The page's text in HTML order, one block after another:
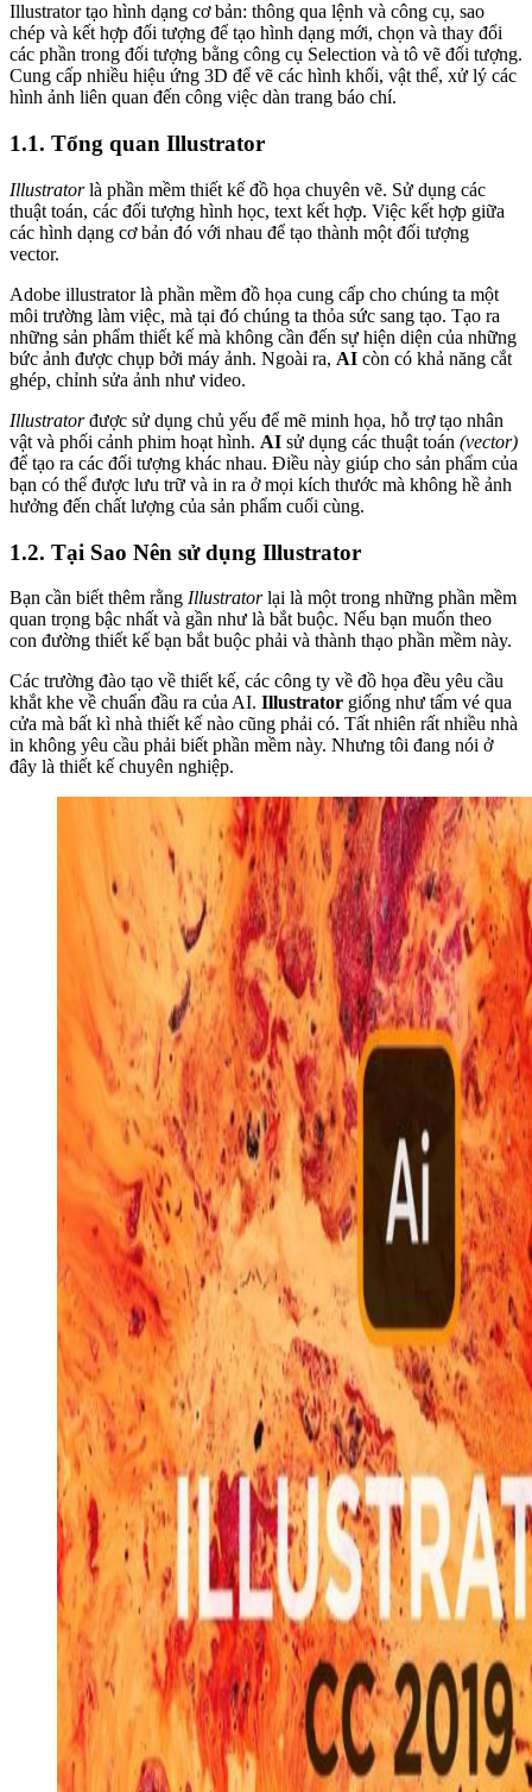
Illustrator tạo hình dạng cơ bản: thông qua lệnh và công cụ, sao
chép và kết hợp đối tượng để tạo hình dạng mới, chọn và thay đổi
các phần trong đối tượng bằng công cụ Selection và tô vẽ đối tượng.
Cung cấp nhiều hiệu ứng 3D để vẽ các hình khối, vật thể, xử lý các
hình ảnh liên quan đến công việc dàn trang báo chí.
1.1. Tổng quan Illustrator
Illustratorlà phần mềm thiết kế đồ họa chuyên vẽ. Sử dụng các
thuật toán, các đối tượng hình học, text kết hợp. Việc kết hợp giữa
các hình dạng cơ bản đó với nhau để tạo thành một đối tượng
vector.
Adobe illustrator là phần mềm đồ họa cung cấp cho chúng ta một
môi trường làm việc, mà tại đó chúng ta thỏa sức sang tạo. Tạo ra
những sản phẩm thiết kế mà không cần đến sự hiện diện của những
bức ảnh được chụp bởi máy ảnh. Ngoài ra, AI còn có khả năng cắt
ghép, chỉnh sửa ảnh như video.
Illustratorđược sử dụng chủ yếu để mẽ minh họa, hỗ trợ tạo nhân
vật và phối cảnh phim hoạt hình. AI sử dụng các thuật toán (vector)
để tạo ra các đối tượng khác nhau. Điều này giúp cho sản phẩm của
bạn có thể được lưu trữ và in ra ở mọi kích thước mà không hề ảnh
hưởng đến chất lượng của sản phẩm cuối cùng.
1.2. Tại Sao Nên sử dụng Illustrator
Bạn cần biết thêm rằng Illustratorlại là một trong những phần mềm
quan trọng bậc nhất và gần như là bắt buộc. Nếu bạn muốn theo
con đường thiết kế bạn bắt buộc phải và thành thạo phần mềm này.
Các trường đào tạo về thiết kế, các công ty về đồ họa đều yêu cầu
khắt khe về chuẩn đầu ra của AI. Illustrator giống như tấm vé qua
cửa mà bất kì nhà thiết kế nào cũng phải có. Tất nhiên rất nhiều nhà
in không yêu cầu phải biết phần mềm này. Nhưng tôi đang nói ở
đây là thiết kế chuyên nghiệp.